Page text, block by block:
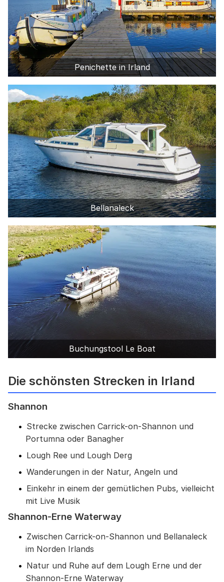
Penichette in Irland
Bellanaleck
Buchungstool Le Boat
Die schönsten Strecken in Irland
Shannon
Strecke zwischen Carrick-on-Shannon und
Portumna oder Banagher
Lough Ree und Lough Derg
Wanderungen in der Natur, Angeln und
Einkehr in einem der gemütlichen Pubs, vielleicht
mit Live Musik
Shannon-Erne Waterway
Zwischen Carrick-on-Shannon und Bellanaleck
im Norden Irlands
Natur und Ruhe auf dem Lough Erne und der
Shannon-Erne Waterway